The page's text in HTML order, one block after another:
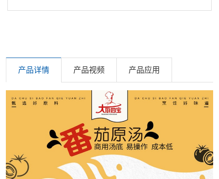
产品详情 产品视频 产品应用